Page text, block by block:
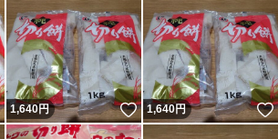
いいね！
1,640円 いいね！
1,640円